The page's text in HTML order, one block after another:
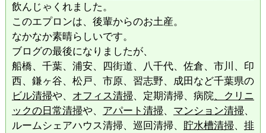
飲んじゃくれました。
このエプロンは、後輩からのお土産。
なかなか素晴らしいです。
ブログの最後になりましたが、
船橋、千葉、浦安、四街道、八千代、佐倉、市川、印
西、鎌ヶ谷、松戸、市原、習志野、成田など千葉県の
ビル清掃や、 オフィス清掃、定期清掃、病院、クリニ
ックの日常清掃や、 アパート清掃、 マンション清掃、
ルームシェアハウス清掃、巡回清掃、 貯水槽清掃、 排